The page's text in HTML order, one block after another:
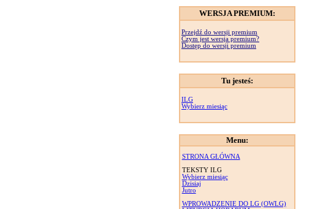
WERSJA PREMIUM:
Przejdź do wersji premium
Czym jest wersja premium?
Dostęp do wersji premium
Tu jesteś:
ILG
Wybierz miesiąc
Menu:
STRONA GŁÓWNA
TEKSTY ILG
Wybierz miesiąc
Dzisiaj
Jutro
WPROWADZENIE DO LG (OWLG)